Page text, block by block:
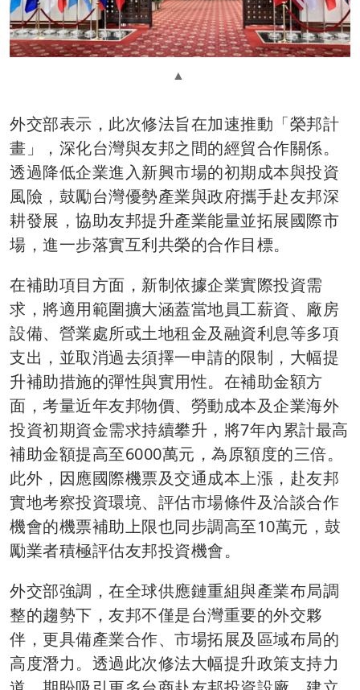
外交部表示，此次修法旨在加速推動「榮邦計
畫」，深化台灣與友邦之間的經貿合作關係。
透過降低企業進入新興市場的初期成本與投資
風險，鼓勵台灣優勢產業與政府攜手赴友邦深
耕發展，協助友邦提升產業能量並拓展國際市
場，進一步落實互利共榮的合作目標。
在補助項目方面，新制依據企業實際投資需
求，將適用範圍擴大涵蓋當地員工薪資、廠房
設備、營業處所或土地租金及融資利息等多項
支出，並取消過去須擇一申請的限制，大幅提
升補助措施的彈性與實用性。在補助金額方
面，考量近年友邦物價、勞動成本及企業海外
投資初期資金需求持續攀升，將7年內累計最高
補助金額提高至6000萬元，為原額度的三倍。
此外，因應國際機票及交通成本上漲，赴友邦
實地考察投資環境、評估市場條件及洽談合作
機會的機票補助上限也同步調高至10萬元，鼓
勵業者積極評估友邦投資機會。
外交部強調，在全球供應鏈重組與產業布局調
整的趨勢下，友邦不僅是台灣重要的外交夥
伴，更具備產業合作、市場拓展及區域布局的
高度潛力。透過此次修法大幅提升政策支持力